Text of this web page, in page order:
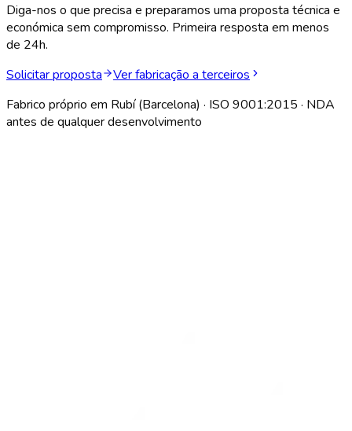
Diga-nos o que precisa e preparamos uma proposta técnica e
económica sem compromisso. Primeira resposta em menos
de 24h.
Solicitar proposta
Ver fabricação a terceiros
Fabrico próprio em Rubí (Barcelona) · ISO 9001:2015 · NDA
antes de qualquer desenvolvimento